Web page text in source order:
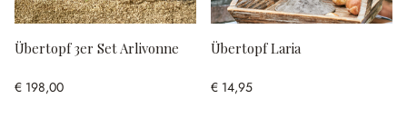
Übertopf 3er Set Arlivonne
€ 198,00
Übertopf Laria
€ 14,95